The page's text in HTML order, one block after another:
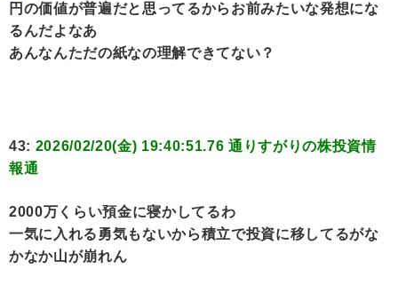
円の価値が普遍だと思ってるからお前みたいな発想にな
るんだよなあ
あんなんただの紙なの理解できてない？
43: 2026/02/20(金) 19:40:51.76 通りすがりの株投資情
報通
2000万くらい預金に寝かしてるわ
一気に入れる勇気もないから積立で投資に移してるがな
かなか山が崩れん